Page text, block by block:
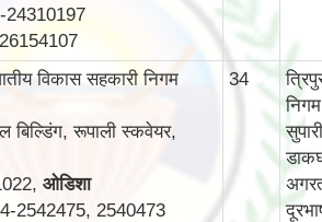
24310197
विकास सहकारी निगम
बिल्डिंग, रूपाली स्कवेयर,
ओडिशा
2542475, 2540473
34